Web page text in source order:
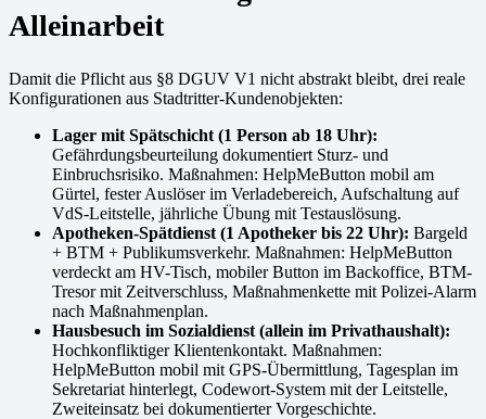
Alleinarbeit
Damit die Pflicht aus §8 DGUV V1 nicht abstrakt bleibt, drei reale
Konfigurationen aus Stadtritter-Kundenobjekten:
Lager mit Spätschicht (1 Person ab 18 Uhr):
Gefährdungsbeurteilung dokumentiert Sturz- und
Einbruchsrisiko. Maßnahmen: HelpMeButton mobil am
Gürtel, fester Auslöser im Verladebereich, Aufschaltung auf
VdS-Leitstelle, jährliche Übung mit Testauslösung.
Apotheken-Spätdienst (1 Apotheker bis 22 Uhr): Bargeld
+ BTM + Publikumsverkehr. Maßnahmen: HelpMeButton
verdeckt am HV-Tisch, mobiler Button im Backoffice, BTM-
Tresor mit Zeitverschluss, Maßnahmenkette mit Polizei-Alarm
nach Maßnahmenplan.
Hausbesuch im Sozialdienst (allein im Privathaushalt):
Hochkonfliktiger Klientenkontakt. Maßnahmen:
HelpMeButton mobil mit GPS-Übermittlung, Tagesplan im
Sekretariat hinterlegt, Codewort-System mit der Leitstelle,
Zweiteinsatz bei dokumentierter Vorgeschichte.